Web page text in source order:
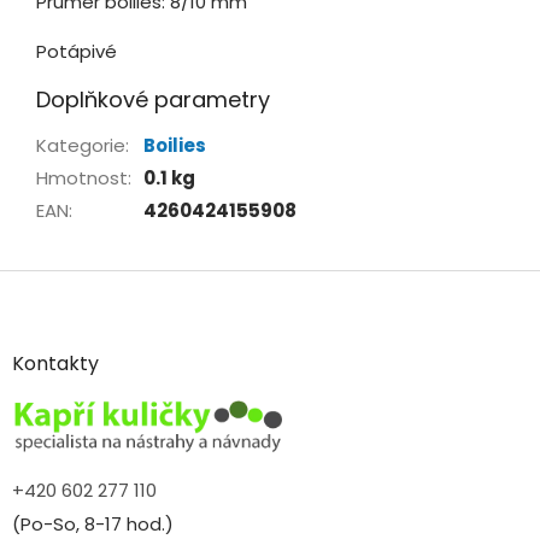
Potápivé
Doplňkové parametry
Kategorie:
Boilies
Hmotnost: 0.1 kg
EAN: 4260424155908
Z
aKontakty
+420 602 277 110
(Po-So, 8-17 hod.)